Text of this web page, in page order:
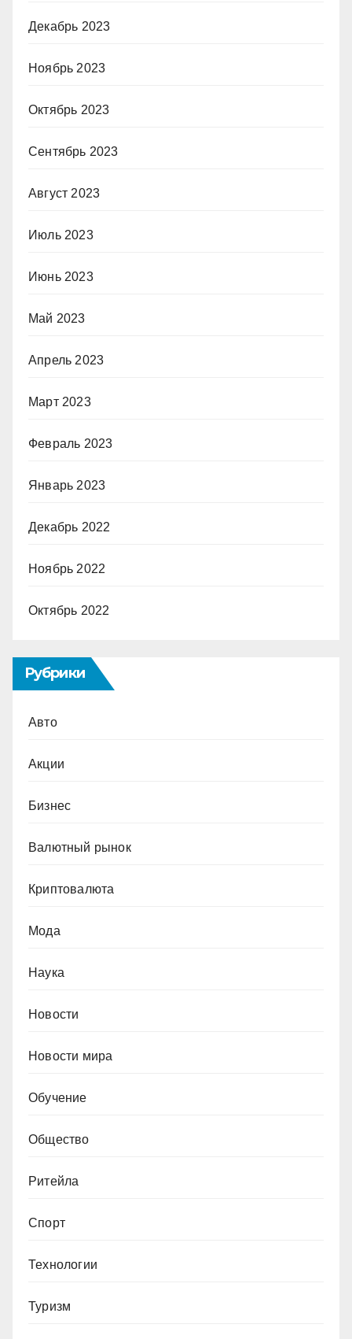
Декабрь 2023
Ноябрь 2023
Октябрь 2023
Сентябрь 2023
Август 2023
Июль 2023
Июнь 2023
Май 2023
Апрель 2023
Март 2023
Февраль 2023
Январь 2023
Декабрь 2022
Ноябрь 2022
Октябрь 2022
Рубрики
Авто
Акции
Бизнес
Валютный рынок
Криптовалюта
Мода
Наука
Новости
Новости мира
Обучение
Общество
Ритейла
Спорт
Технологии
Туризм